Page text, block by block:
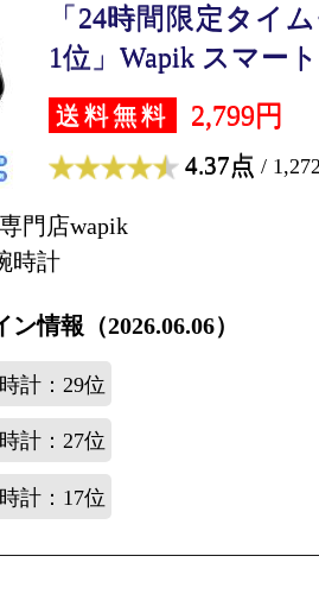
「24時間限定タイ
1位」Wapik スマー
送料無料 2,799円
4.37点 /
門店wapik
時計
情報（2026.06.06）
計：29位
計：27位
計：17位